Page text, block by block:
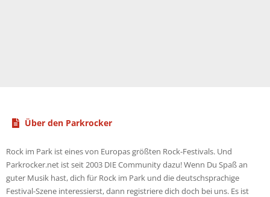
Über den Parkrocker
Rock im Park ist eines von Europas größten Rock-Festivals. Und
Parkrocker.net ist seit 2003 DIE Community dazu! Wenn Du Spaß an
guter Musik hast, dich für Rock im Park und die deutschsprachige
Festival-Szene interessierst, dann registriere dich doch bei uns. Es ist